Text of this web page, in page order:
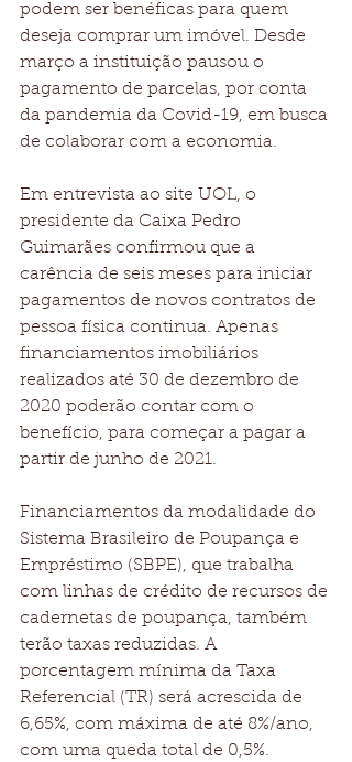
podem ser benéficas para quem
deseja comprar um imóvel. Desde
março a instituição pausou o
pagamento de parcelas, por conta
da pandemia da Covid-19, em busca
de colaborar com a economia.
Em entrevista ao site UOL, o
presidente da Caixa Pedro
Guimarães confirmou que a
carência de seis meses para iniciar
pagamentos de novos contratos de
pessoa física continua. Apenas
financiamentos imobiliários
realizados até 30 de dezembro de
2020 poderão contar com o
benefício, para começar a pagar a
partir de junho de 2021.
Financiamentos da modalidade do
Sistema Brasileiro de Poupança e
Empréstimo (SBPE), que trabalha
com linhas de crédito de recursos de
cadernetas de poupança, também
terão taxas reduzidas. A
porcentagem mínima da Taxa
Referencial (TR) será acrescida de
6,65%, com máxima de até 8%/ano,
com uma queda total de 0,5%.